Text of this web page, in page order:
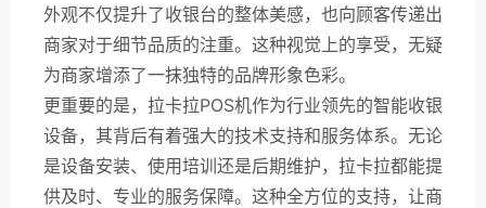
外观不仅提升了收银台的整体美感，也向顾客传递出
商家对于细节品质的注重。这种视觉上的享受，无疑
为商家增添了一抹独特的品牌形象色彩。
更重要的是，拉卡拉POS机作为行业领先的智能收银
设备，其背后有着强大的技术支持和服务体系。无论
是设备安装、使用培训还是后期维护，拉卡拉都能提
供及时、专业的服务保障。这种全方位的支持，让商